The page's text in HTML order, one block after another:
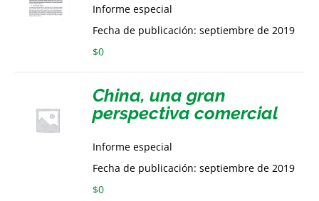
Informe especial
Fecha de publicación: septiembre de 2019
$0
China, una gran
perspectiva comercial
Informe especial
Fecha de publicación: septiembre de 2019
$0